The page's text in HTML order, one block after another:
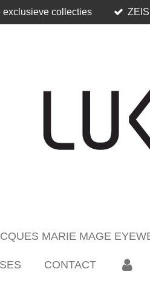
exclusieve collecties
MARIE MAGE
CONTACT